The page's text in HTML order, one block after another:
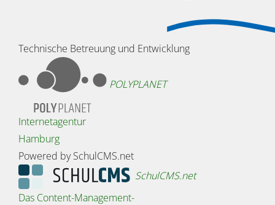
Technische Betreuung und Entwicklung
POLYPLANET
Internetagentur
Hamburg
Powered by SchulCMS.net
SchulCMS.net
Das Content-Management-